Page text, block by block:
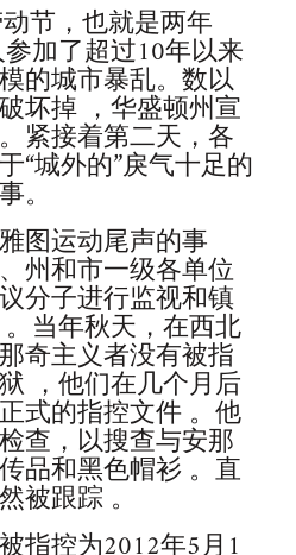
节，也就是两年
加了超过10年以来
的城市暴乱。数以
坏掉 ，华盛顿州宣
紧接着第二天，各
“城外的”戾气十足的
。
图运动尾声的事
州和市一级各单位
分子进行监视和镇
当年秋天，在西北
奇主义者没有被指
，他们在几个月后
式的指控文件 。他
查，以搜查与安那
品和黑色帽衫 。直
被跟踪 。